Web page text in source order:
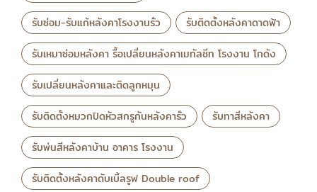
รับซ่อม-รับแก้หลังคาโรงงานรั่ว
รับติดตั้งหลังคาดาดฟ้า
รับเหมาซ่อมหลังคา รื้อเปลี่ยนหลังคาเมทัลชีท โรงงาน โกดัง
รับเปลี่ยนหลังคาและติดลูกหมุน
รับติดตั้งหมวกปิดหัวสกรูกันหลังคารั่ว
รับทาสีหลังคา
รับพ่นสีหลังคาบ้าน อาคาร โรงงาน
รับติดตั้งหลังคาดับเบิ้ลรูฟ Double roof